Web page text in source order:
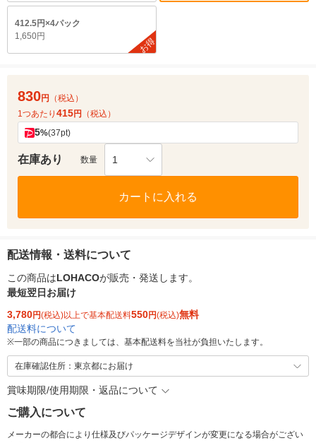
412.5円×4パック
1,650円
お得
830円
（税込）
1つあたり 415円 （税込）
5%(37pt)
在庫あり 数量 1
カートに入れる
配送情報・送料について
この商品はLOHACOが販売・発送します。
最短翌日お届け
3,780円(税込)以上で基本配送料550円(税込)無料
配送料について
※一部の商品につきましては、基本配送料を当社が負担いたします。
在庫確認住所：東京都にお届け
賞味期限/使用期限・返品について
ご購入について
メーカーの都合により仕様及びパッケージデザインが変更になる場合がござい